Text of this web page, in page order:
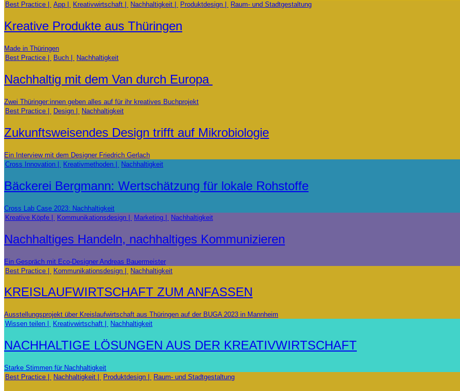
Best Practice
App Kreativwirtschaft Nachhaltigkeit Produktdesign Raum- und Stadtgestaltung
Kreative Produkte aus Thüringen
Made in Thüringen
Best Practice
Buch Nachhaltigkeit
Nachhaltig mit dem Van durch Europa
Zwei Thüringer:innen geben alles auf für ihr kreatives Buchprojekt
Best Practice
Design Nachhaltigkeit
Zukunftsweisendes Design trifft auf Mikrobiologie
Ein Interview mit dem Designer Friedrich Gerlach
Cross Innovation
Kreativmethoden Nachhaltigkeit
Bäckerei Bergmann: Wertschätzung für lokale Rohstoffe
Cross Lab Case 2023: Nachhaltigkeit
Kreative Köpfe
Kommunikationsdesign Marketing Nachhaltigkeit
Nachhaltiges Handeln, nachhaltiges Kommunizieren
Ein Gespräch mit Eco-Designer Andreas Bauermeister
Best Practice
Kommunikationsdesign Nachhaltigkeit
KREISLAUFWIRTSCHAFT ZUM ANFASSEN
Ausstellungsprojekt über Kreislaufwirtschaft aus Thüringen auf der BUGA 2023 in Mannheim
Wissen teilen
Kreativwirtschaft Nachhaltigkeit
NACHHALTIGE LÖSUNGEN AUS DER KREATIVWIRTSCHAFT
Starke Stimmen für Nachhaltigkeit
Best Practice
Nachhaltigkeit Produktdesign Raum- und Stadtgestaltung